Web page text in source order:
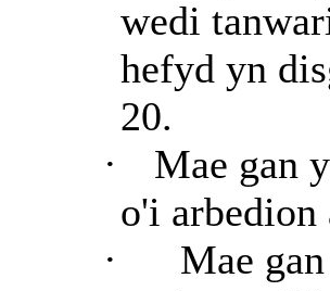
wedi
hefyd yn
20.
·
Mae gan
o'i arbedion
·
Mae